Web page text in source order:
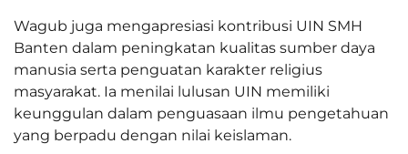
Wagub juga mengapresiasi kontribusi UIN SMH
Banten dalam peningkatan kualitas sumber daya
manusia serta penguatan karakter religius
masyarakat. Ia menilai lulusan UIN memiliki
keunggulan dalam penguasaan ilmu pengetahuan
yang berpadu dengan nilai keislaman.